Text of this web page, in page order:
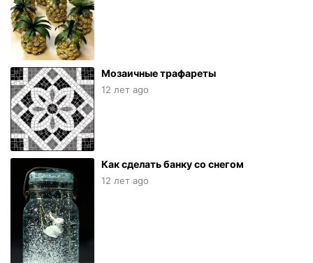
Мозаичные трафареты
12 лет ago
Как сделать банку со снегом
12 лет ago